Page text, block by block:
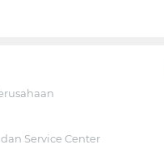
Service Center